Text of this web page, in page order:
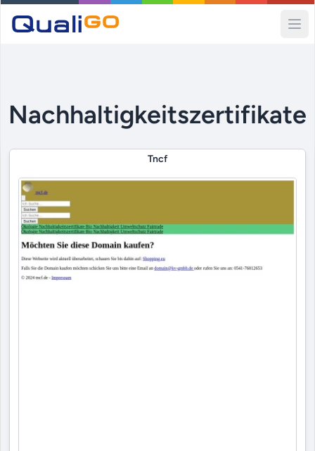
Nachhaltigkeitszertifikate
Tncf